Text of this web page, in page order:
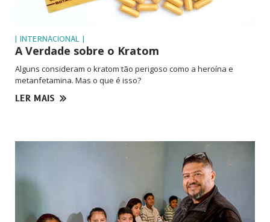
| INTERNACIONAL |
A Verdade sobre o Kratom
Alguns consideram o kratom tão perigoso como a heroína e
metanfetamina. Mas o que é isso?
LER MAIS